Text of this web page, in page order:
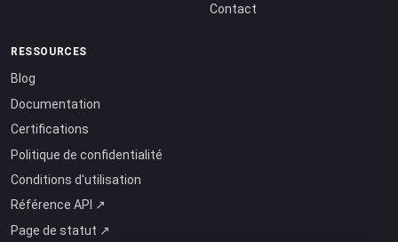
Contact
RESSOURCES
Blog
Documentation
Certifications
Politique de confidentialité
Conditions d'utilisation
Référence API ↗
Page de statut ↗